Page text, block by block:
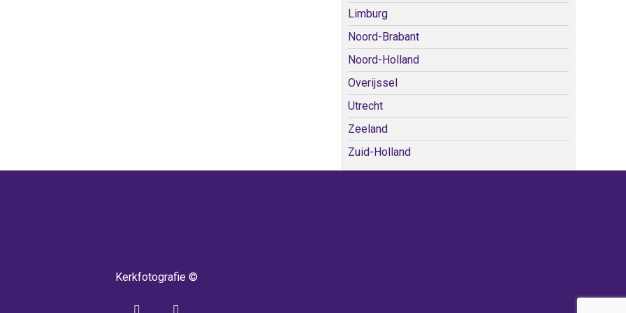
Limburg
Noord-Brabant
Noord-Holland
Overijssel
Utrecht
Zeeland
Zuid-Holland
Kerkfotografie ©